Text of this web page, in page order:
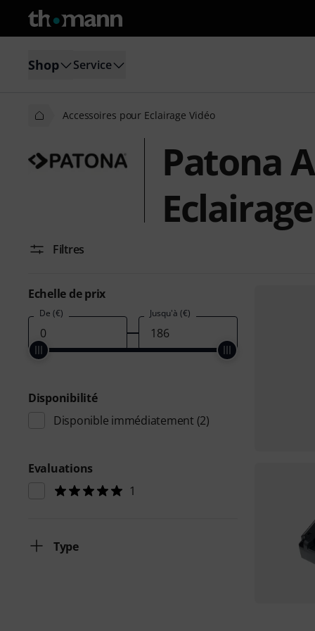
Shop Service
Accessoires pour Eclairage Vidéo
Patona
Filtres
Echelle de prix
De (€) Jusqu'à (€)
Disponibilité
Disponible immédiatement (2)
Evaluations
1
Type